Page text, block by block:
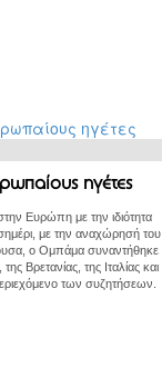
ηγέτες
Ευρώπη με την ιδιότητα
με την αναχώρησή του
ο Ομπάμα συναντήθηκε
Βρετανίας, της Ιταλίας και
των συζητήσεων.